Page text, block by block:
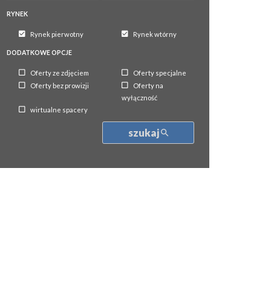
RYNEK
Rynek pierwotny Rynek wtórny
DODATKOWE OPCJE
Oferty ze zdjęciem
Oferty specjalne
Oferty bez prowizji
Oferty na
wyłączność
wirtualne spacery
szukaj